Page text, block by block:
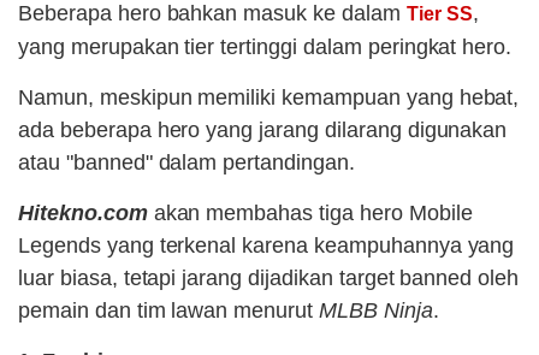
Beberapa hero bahkan masuk ke dalam Tier SS,
yang merupakan tier tertinggi dalam peringkat hero.
Namun, meskipun memiliki kemampuan yang hebat,
ada beberapa hero yang jarang dilarang digunakan
atau "banned" dalam pertandingan.
Hitekno.comakan membahas tiga hero Mobile
Legends yang terkenal karena keampuhannya yang
luar biasa, tetapi jarang dijadikan target banned oleh
pemain dan tim lawan menurut MLBB Ninja.